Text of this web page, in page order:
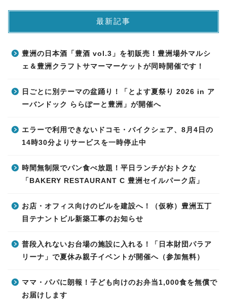
最新記事
豊洲の日本酒「豊酒 vol.3」を初販売！豊洲場外マルシ
ェ＆豊洲クラフトサマーマーケットが同時開催です！
日ごとに別テーマの盆踊り！「とよす夏祭り 2026 in ア
ーバンドック ららぽーと豊洲」が開催へ
エラーで利用できないドコモ・バイクシェア、8月4日の
14時30分よりサービスを一時停止中
時間無制限でパン食べ放題！平日ランチがおトクな
「BAKERY RESTAURANT C 豊洲セイルパーク店」
お店・オフィス向けのビルを建設へ！（仮称）豊洲五丁
目テナントビル新築工事のお知らせ
普段入れないお台場の施設に入れる！「日本財団パラア
リーナ」で夏休み親子イベントが開催へ（参加無料）
ママ・パパに朗報！子ども向けのお弁当1,000食を無償で
お届けします